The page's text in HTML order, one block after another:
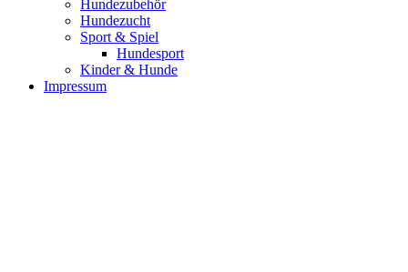
Hundezubehör
Hundezucht
Sport & Spiel
Hundesport
Kinder & Hunde
Impressum